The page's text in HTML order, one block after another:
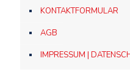
KONTAKTFORMULAR
AGB
IMPRESSUM |